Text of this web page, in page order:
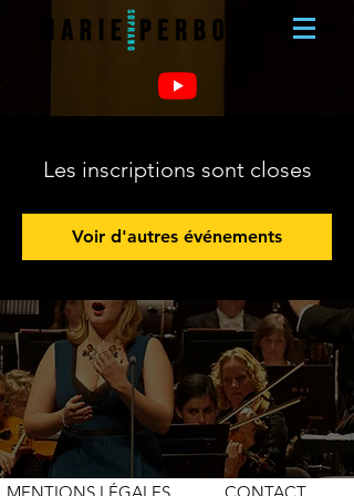
Les inscriptions sont closes
Voir d'autres événements